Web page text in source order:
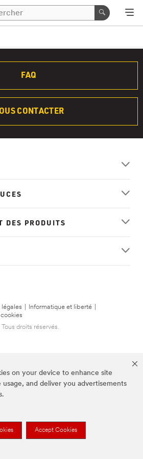
on your device to enhance site
usage, and deliver you advertisements
Accept Cookies
FAQ
CONTACTER
DES PRODUITS
légales Informatique et liberté
droits réservés.
est une marque de 3M.